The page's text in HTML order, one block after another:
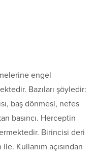
engel
Bazıları şöyledir:
baş dönmesi, nefes
basıncı. Herceptin
Birincisi deri
Kullanım açısından